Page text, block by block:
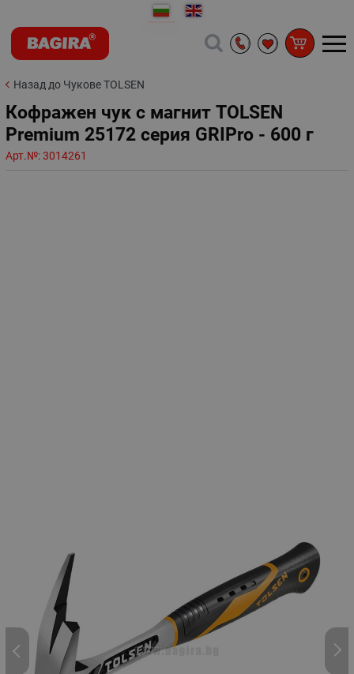
Назад до Чукове TOLSEN
Кофражен чук с магнит TOLSEN
Premium 25172 серия GRIPro - 600 г
Арт.№:3014261